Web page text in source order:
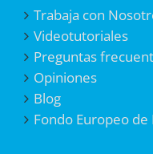
Trabaja con
Videotutoriales
Preguntas
Opiniones
Blog
Fondo Europeo de